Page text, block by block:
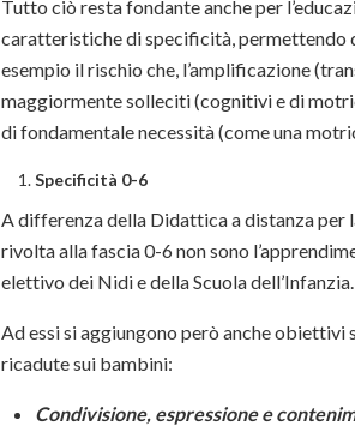
Tutto ciò resta fondante anche per
caratteristiche di specificità, permettendo
esempio il rischio che, l’amplificazione
maggiormente solleciti (cognitivi e di
di fondamentale necessità (come una
Specificità 0-6
A differenza della Didattica a distanza per
rivolta alla fascia 0-6 non sono
elettivo dei Nidi e della Scuola dell’Infanzia.
Ad essi si aggiungono però anche obiettivi
ricadute sui bambini:
Condivisione, espressione e